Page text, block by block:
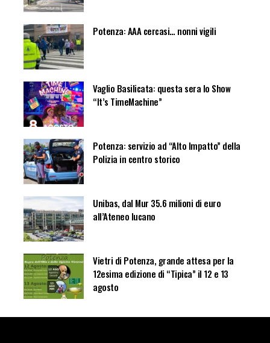
Potenza: AAA cercasi… nonni vigili
Vaglio Basilicata: questa sera lo Show
“It’s TimeMachine”
Potenza: servizio ad “Alto Impatto” della
Polizia in centro storico
Unibas, dal Mur 35.6 milioni di euro
all’Ateneo lucano
Vietri di Potenza, grande attesa per la
12esima edizione di “Tipica” il 12 e 13
agosto